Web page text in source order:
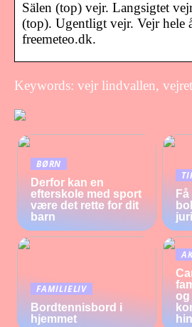
Sälen (top) vejr. Langsigtet
(top). Ugentligt vejr. Vejr hele
freemeteo.dk.
Keywords: vejr lindvallen,
BØRN
Derfor kan en
efterskole med sport
være det rette for dit
barn
FAMILIELIV
Bordtennisbord i
hjemmet
og